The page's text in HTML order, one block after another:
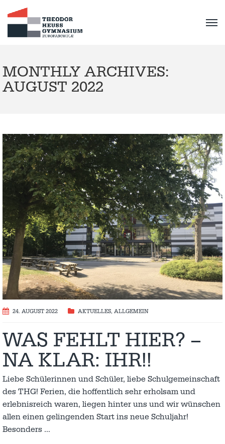
MONTHLY ARCHIVES:
AUGUST 2022
24. AUGUST 2022 AKTUELLES, ALLGEMEIN
WAS FEHLT HIER? –
NA KLAR: IHR!!
Liebe Schülerinnen und Schüler, liebe Schulgemeinschaft
des THG! Ferien, die hoffentlich sehr erholsam und
erlebnisreich waren, liegen hinter uns und wir wünschen
allen einen gelingenden Start ins neue Schuljahr!
Besonders …